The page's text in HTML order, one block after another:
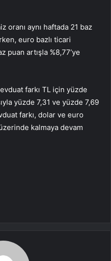
oranı aynı haftada 21 baz
euro bazlı ticari
puan artışla %8,77’ye
farkı TL için yüzde
yüzde 7,31 ve yüzde 7,69
farkı, dolar ve euro
kalmaya devam